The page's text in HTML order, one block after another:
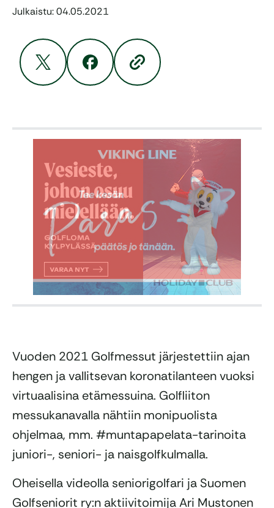
Julkaistu: 04.05.2021
Vuoden 2021 Golfmessut järjestettiin ajan
hengen ja vallitsevan koronatilanteen vuoksi
virtuaalisina etämessuina. Golfliiton
messukanavalla nähtiin monipuolista
ohjelmaa, mm. #muntapapelata-tarinoita
juniori-, seniori- ja naisgolfkulmalla.
Oheisella videolla seniorigolfari ja Suomen
Golfseniorit ry:n aktiivitoimija Ari Mustonen